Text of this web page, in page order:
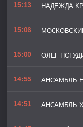
15:13
15:06
15:00
14:55
14:51